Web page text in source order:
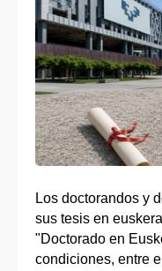
Los doctorandos y
sus tesis en
"Doctorado en
condiciones, entre